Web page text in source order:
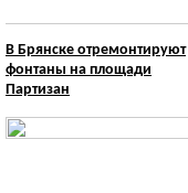
В Брянске отремонтируют
фонтаны на площади
Партизан